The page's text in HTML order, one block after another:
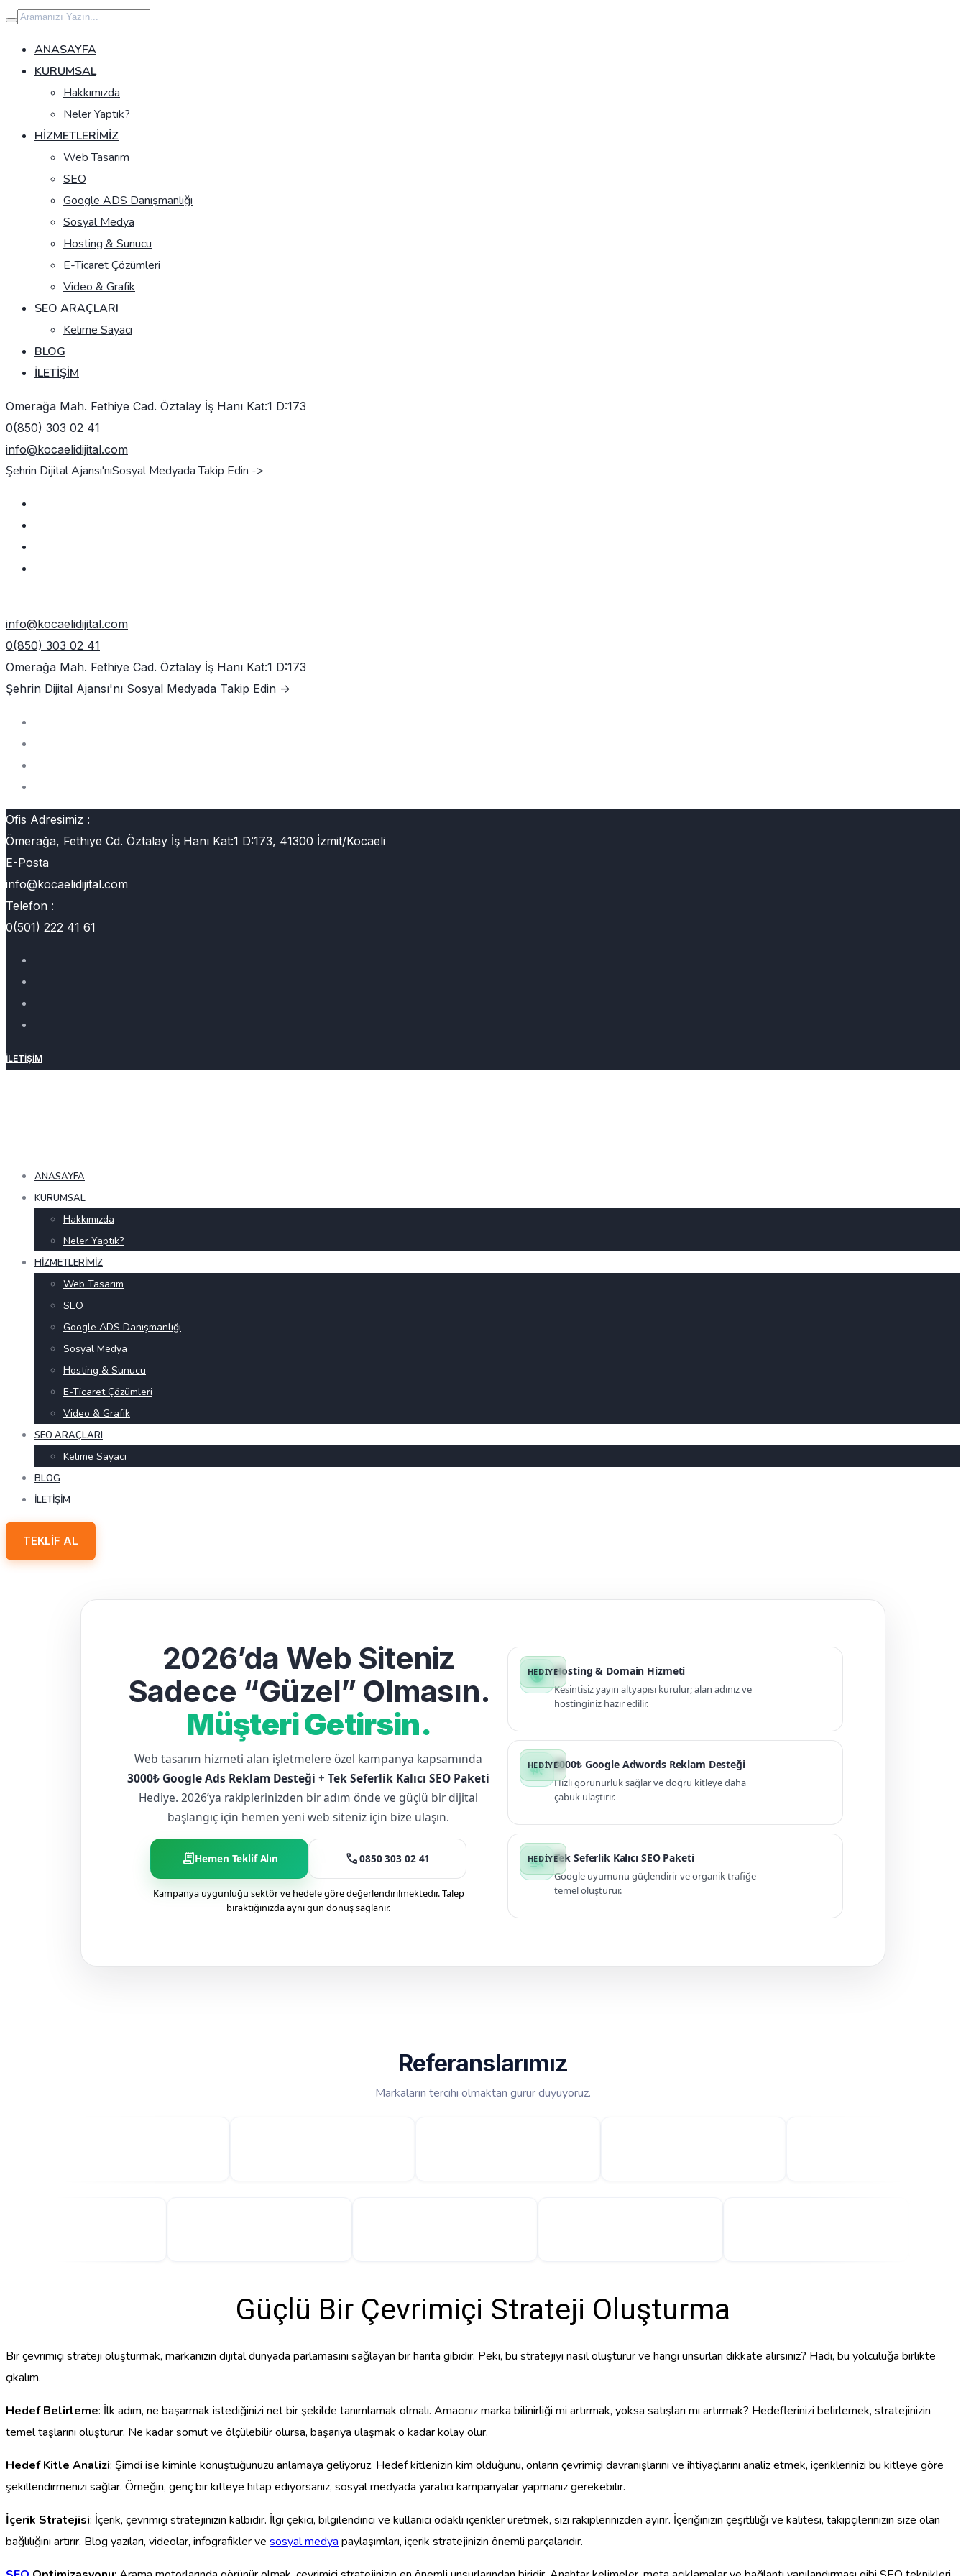
İçeriğe
geç
ANASAYFA
KURUMSAL
Hakkımızda
Neler Yaptık?
HIZMETLERIMIZ
Web Tasarım
SEO
Google ADS Danışmanlığı
Sosyal Medya
Hosting & Sunucu
E-Ticaret Çözümleri
Video & Grafik
SEO ARAÇLARI
Kelime Sayacı
BLOG
İLETIŞIM
Ömerağa Mah. Fethiye Cad. Öztalay İş Hanı Kat:1 D:173
0(850) 303 02 41
info@kocaelidijital.com
Şehrin Dijital Ajansı'nıSosyal Medyada Takip Edin ->
info@kocaelidijital.com
0(850) 303 02 41
Ömerağa Mah. Fethiye Cad. Öztalay İş Hanı Kat:1 D:173
Şehrin Dijital Ajansı'nı Sosyal Medyada Takip Edin ->
Ofis Adresimiz :
Ömerağa, Fethiye Cd. Öztalay İş Hanı Kat:1 D:173, 41300 İzmit/Kocaeli
E-Posta
info@kocaelidijital.com
Telefon :
0(501) 222 41 61
İLETIŞIM
ANASAYFA
KURUMSAL
Hakkımızda
Neler Yaptık?
HIZMETLERIMIZ
Web Tasarım
SEO
Google ADS Danışmanlığı
Sosyal Medya
Hosting & Sunucu
E-Ticaret Çözümleri
Video & Grafik
SEO ARAÇLARI
Kelime Sayacı
BLOG
İLETIŞIM
TEKLIF AL
2026’da Web Siteniz
Sadece “Güzel” Olmasın.
Müşteri Getirsin.
Web tasarım hizmeti alan işletmelere özel kampanya kapsamında
3000₺ Google Ads Reklam Desteği +Tek Seferlik Kalıcı SEO Paketi
Hediye. 2026’ya rakiplerinizden bir adım önde ve güçlü bir dijital
başlangıç için hemen yeni web siteniz için bize ulaşın.
receipt_longHemen Teklif Alın call0850 303 02 41
Kampanya uygunluğu sektör ve hedefe göre değerlendirilmektedir. Talep
bıraktığınızda aynı gün dönüş sağlanır.
public Hosting & Domain Hizmeti
Kesintisiz yayın altyapısı kurulur; alan adınız ve
hostinginiz hazır edilir.
campaign 3000₺ Google Adwords Reklam Desteği
Hızlı görünürlük sağlar ve doğru kitleye daha
çabuk ulaştırır.
manage_search Tek Seferlik Kalıcı SEO Paketi
Google uyumunu güçlendirir ve organik trafiğe
temel oluşturur.
Referanslarımız
Markaların tercihi olmaktan gurur duyuyoruz.
Güçlü Bir Çevrimiçi Strateji Oluşturma
Bir çevrimiçi strateji oluşturmak, markanızın dijital dünyada parlamasını sağlayan bir harita gibidir. Peki, bu stratejiyi nasıl oluşturur ve hangi unsurları dikkate alırsınız? Hadi, bu yolculuğa birlikte
çıkalım.
Hedef Belirleme: İlk adım, ne başarmak istediğinizi net bir şekilde tanımlamak olmalı. Amacınız marka bilinirliği mi artırmak, yoksa satışları mı artırmak? Hedeflerinizi belirlemek, stratejinizin
temel taşlarını oluşturur. Ne kadar somut ve ölçülebilir olursa, başarıya ulaşmak o kadar kolay olur.
Hedef Kitle Analizi: Şimdi ise kiminle konuştuğunuzu anlamaya geliyoruz. Hedef kitlenizin kim olduğunu, onların çevrimiçi davranışlarını ve ihtiyaçlarını analiz etmek, içeriklerinizi bu kitleye göre
şekillendirmenizi sağlar. Örneğin, genç bir kitleye hitap ediyorsanız, sosyal medyada yaratıcı kampanyalar yapmanız gerekebilir.
İçerik Stratejisi: İçerik, çevrimiçi stratejinizin kalbidir. İlgi çekici, bilgilendirici ve kullanıcı odaklı içerikler üretmek, sizi rakiplerinizden ayırır. İçeriğinizin çeşitliliği ve kalitesi, takipçilerinizin size olan
bağlılığını artırır. Blog yazıları, videolar, infografikler ve sosyal medya paylaşımları, içerik stratejinizin önemli parçalarıdır.